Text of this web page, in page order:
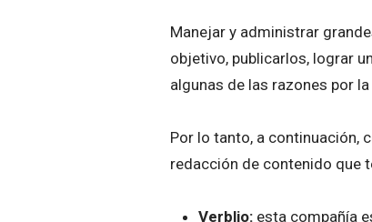
Manejar y administrar
objetivo, publicarlos, lograr
algunas de las razones por
Por lo tanto, a continuación,
redacción de contenido que
Verblio:esta compañía